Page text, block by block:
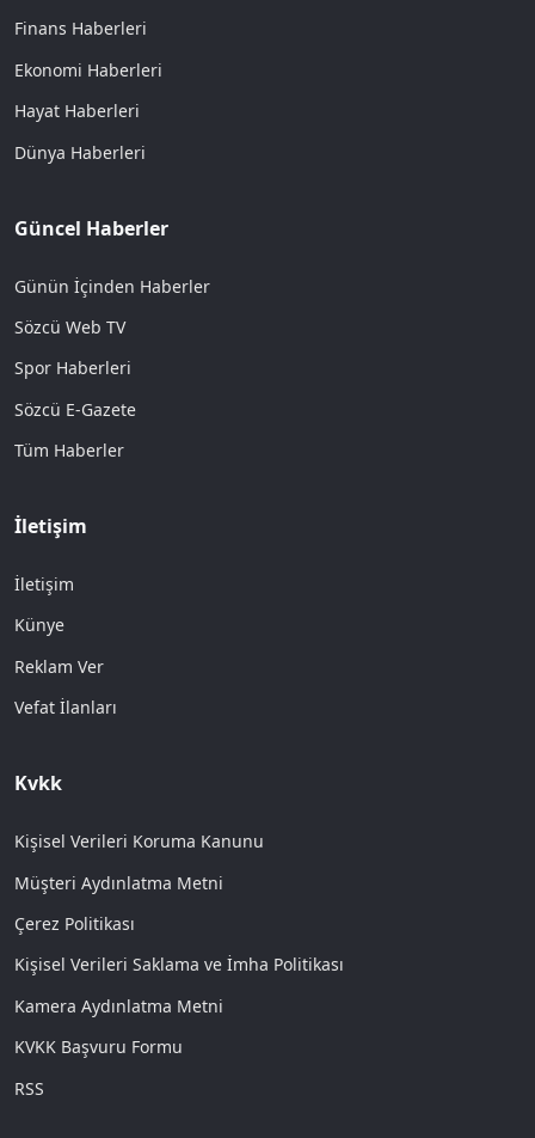
Finans Haberleri
Ekonomi Haberleri
Hayat Haberleri
Dünya Haberleri
Güncel Haberler
Günün İçinden Haberler
Sözcü Web TV
Spor Haberleri
Sözcü E-Gazete
Tüm Haberler
İletişim
İletişim
Künye
Reklam Ver
Vefat İlanları
Kvkk
Kişisel Verileri Koruma Kanunu
Müşteri Aydınlatma Metni
Çerez Politikası
Kişisel Verileri Saklama ve İmha Politikası
Kamera Aydınlatma Metni
KVKK Başvuru Formu
RSS